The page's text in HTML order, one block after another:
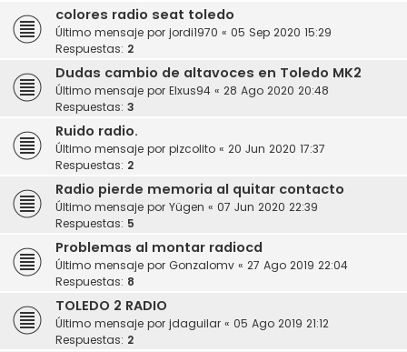
colores radio seat toledo
Último mensaje por jordi1970 « 05 Sep 2020 15:29
Respuestas: 2
Dudas cambio de altavoces en Toledo MK2
Último mensaje por Elxus94 « 28 Ago 2020 20:48
Respuestas: 3
Ruido radio.
Último mensaje por pizcolito « 20 Jun 2020 17:37
Respuestas: 2
Radio pierde memoria al quitar contacto
Último mensaje por Yügen « 07 Jun 2020 22:39
Respuestas: 5
Problemas al montar radiocd
Último mensaje por Gonzalomv « 27 Ago 2019 22:04
Respuestas: 8
TOLEDO 2 RADIO
Último mensaje por jdaguilar « 05 Ago 2019 21:12
Respuestas: 2